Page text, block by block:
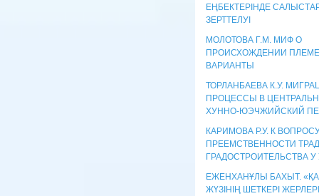
ЕҢБЕКТЕРІНДЕ
ЗЕРТТЕЛУІ
МОЛОТОВА Г.М. МИФ О
ПРОИСХОЖДЕНИИ
ВАРИАНТЫ
ТОРЛАНБАЕВА К.У.
ПРОЦЕССЫ В
ХУННО-ЮЭЧЖИЙСКИЙ
КАРИМОВА Р.У. К
ПРЕЕМСТВЕННОСТИ
ГРАДОСТРОИТЕЛЬСТВА У
ЕЖЕНХАНҰЛЫ БАХЫТ.
ЖҮЗІНІҢ ШЕТКЕРІ